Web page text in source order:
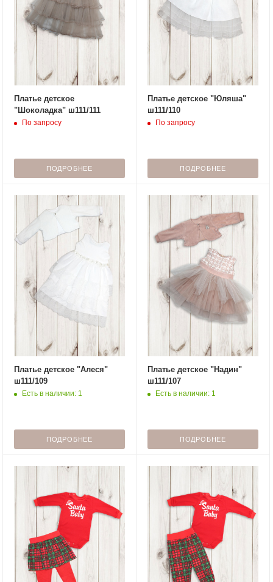
Платье детское
"Шоколадка" ш111/111
По запросу
ПОДРОБНЕЕ
Платье детское "Юляша"
ш111/110
По запросу
ПОДРОБНЕЕ
Платье детское "Алеся"
ш111/109
Есть в наличии: 1
ПОДРОБНЕЕ
Платье детское "Надин"
ш111/107
Есть в наличии: 1
ПОДРОБНЕЕ